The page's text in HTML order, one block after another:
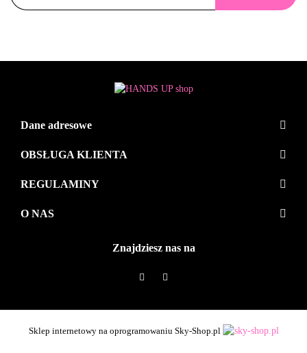
Dane adresowe
OBSŁUGA KLIENTA
REGULAMINY
O NAS
Znajdziesz nas na
Sklep internetowy na oprogramowaniu Sky-Shop.pl